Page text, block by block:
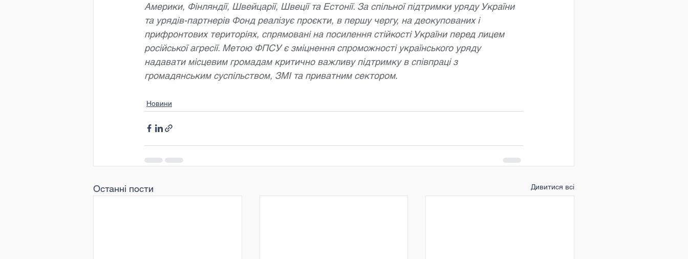
Америки, Фінляндії, Швейцарії, Швеції та Естонії. За спільної підтримки уряду України
та урядів-партнерів Фонд реалізує проєкти, в першу чергу, на деокупованих і
прифронтових територіях, спрямовані на посилення стійкості України перед лицем
російської агресії. Метою ФПСУ є зміцнення спроможності українського уряду
надавати місцевим громадам критично важливу підтримку в співпраці з
громадянським суспільством, ЗМІ та приватним сектором.
Новини
Останні пости Дивитися всі